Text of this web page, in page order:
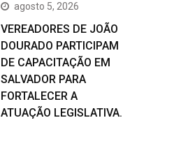
agosto 5, 2026
VEREADORES DE JOÃO
DOURADO PARTICIPAM
DE CAPACITAÇÃO EM
SALVADOR PARA
FORTALECER A
ATUAÇÃO LEGISLATIVA.